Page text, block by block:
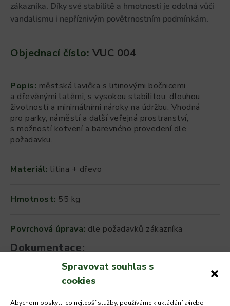
Spravovat souhlas s
cookies
Abychom poskytli co nejlepší služby, používáme k ukládání a/nebo
zákazníka. Díky své stabilitě a hmotnosti je odolná vůči
vandalismu i nepříznivým povětrnostním podmínkám.
Objednací číslo: VUC 004
Popis: městská lavička s litinovými bočnicemi
a dřevěnými latěmi, s vysokou stabilitou, dlouhou
životností a minimálními nároky na údržbu. Vhodná
pro parky, náměstí a další veřejná prostranství,
s možností kotvení a barevného provedení dle
požadavku.
Materiál: litina + dřevo
Hmotnost: 55 kg
Povrchová úprava: dle požadavků zákazníka
Dokumentace: